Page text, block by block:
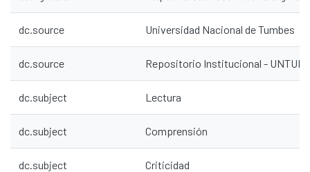
dc.source Universidad Nacional de Tumbes
dc.source Repositorio Institucional -
dc.subject Lectura
dc.subject Comprensión
dc.subject Criticidad